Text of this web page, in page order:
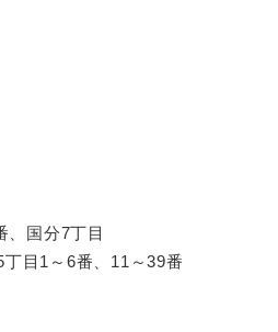
、国分7丁目
目1～6番、11～39番